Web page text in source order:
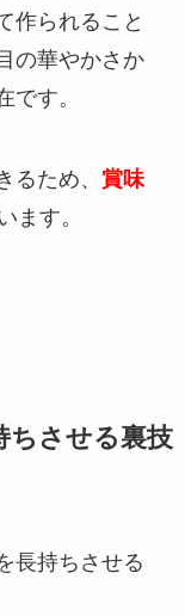
作られること
の華やかさか
です。
るため、 賞味
ます。
ちさせる裏技
長持ちさせる